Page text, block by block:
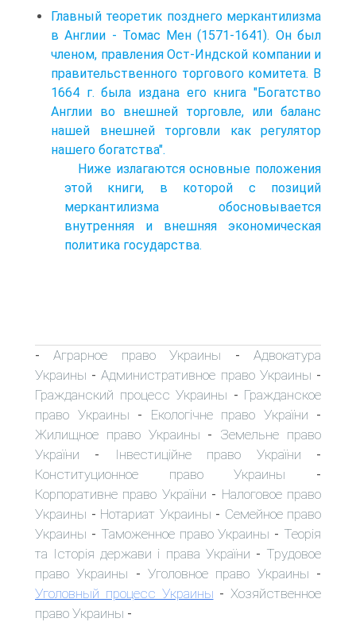
Главный теоретик позднего меркантилизма
в Англии - Томас Мен (1571-1641). Он был
членом, правления Ост-Индской компании и
правительственного торгового комитета. В
1664 г. была издана его книга "Богатство
Англии во внешней торговле, или баланс
нашей внешней торговли как регулятор
нашего богатства".
Ниже излагаются основные положения
этой книги, в которой с позиций
меркантилизма обосновывается
внутренняя и внешняя экономическая
политика государства.
-Аграрное право Украины -Адвокатура
Украины -Административное право Украины -
Гражданский процесс Украины - Гражданское
право Украины - Екологічне право України -
Жилищное право Украины - Земельне право
України - Інвестиційне право України -
Конституционное право Украины -
Корпоративне право України - Налоговое право
Украины - Нотариат Украины - Семейное право
Украины - Таможенное право Украины - Теорія
та Історія держави і права України - Трудовое
право Украины -Уголовное право Украины -
Уголовный процесс Украины - Хозяйственное
право Украины -